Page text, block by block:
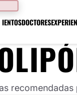
DOCTORES